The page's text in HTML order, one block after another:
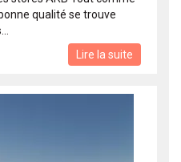
qualité se trouve
Lire la suite